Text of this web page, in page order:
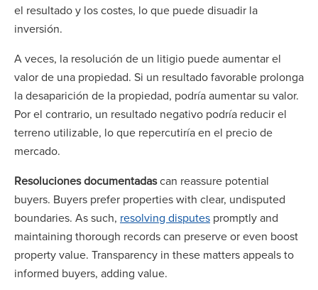
el resultado y los costes, lo que puede disuadir la
inversión.
A veces, la resolución de un litigio puede aumentar el
valor de una propiedad. Si un resultado favorable prolonga
la desaparición de la propiedad, podría aumentar su valor.
Por el contrario, un resultado negativo podría reducir el
terreno utilizable, lo que repercutiría en el precio de
mercado.
Resoluciones documentadascan reassure potential
buyers. Buyers prefer properties with clear, undisputed
boundaries. As such, resolving disputes promptly and
maintaining thorough records can preserve or even boost
property value. Transparency in these matters appeals to
informed buyers, adding value.